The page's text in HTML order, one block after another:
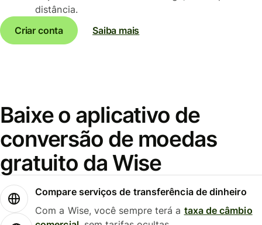
distância.
Criar conta
Saiba mais
Baixe o aplicativo de
conversão de moedas
gratuito da Wise
Compare serviços de transferência de dinheiro
Com a Wise, você sempre terá a taxa de câmbio